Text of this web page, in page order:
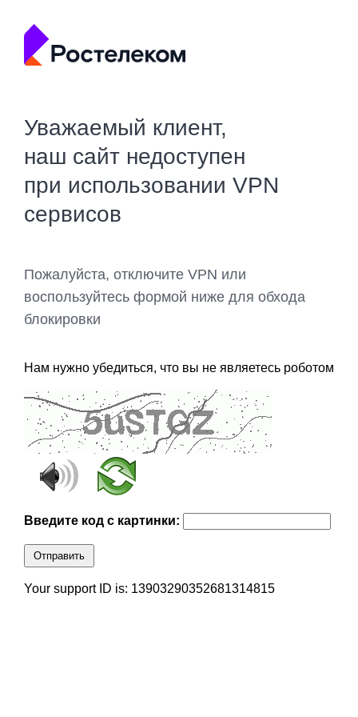
Уважаемый клиент,
наш сайт недоступен
при использовании VPN
сервисов
Пожалуйста, отключите VPN или
воспользуйтесь формой ниже для обхода
блокировки
Нам нужно убедиться, что вы не являетесь роботом
Введите код с картинки:
Отправить
Your support ID is: 13903290352681314815